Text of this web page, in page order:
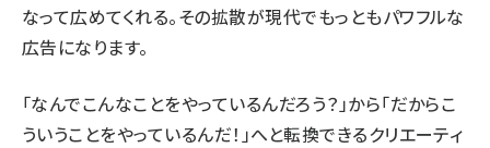
なって広めてくれる。その拡散が現代でもっともパワフルな
広告になります。
「なんでこんなことをやっているんだろう？」から「だからこ
ういうことをやっているんだ！」へと転換できるクリエーティ